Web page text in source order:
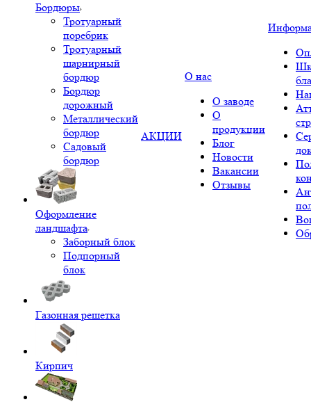
Бордюры
Тротуарный
поребрик
Тротуарный
шарнирный
бордюр
Бордюр
дорожный
Металлический
бордюр
Садовый
бордюр
Оформление
ландшафта
Заборный блок
Подпорный
блок
Газонная решетка
Кирпич
АКЦИИ
О нас
О заводе
О
продукции
Блог
Новости
Вакансии
Отзывы